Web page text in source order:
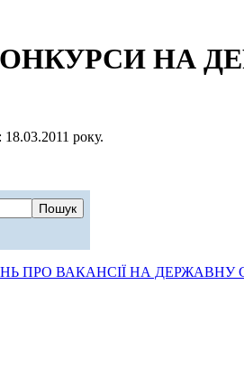
НА
року.
ВАКАНСІЇ НА ДЕРЖАВНУ